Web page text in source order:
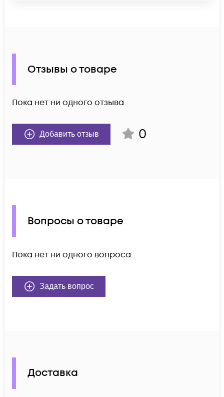
Отзывы о товаре
Пока нет ни одного отзыва
Добавить отзыв 0
Вопросы о товаре
Пока нет ни одного вопроса.
Задать вопрос
Доставка